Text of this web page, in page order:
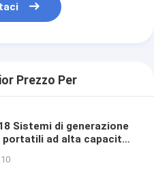
Prezzo Per
Sistemi di generazione
portatili ad alta capacità